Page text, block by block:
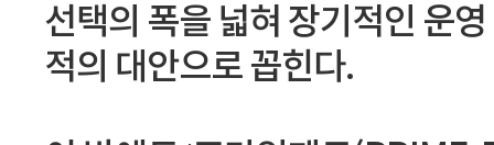
선택의 폭을 넓혀 장기적인 운
적의 대안으로 꼽힌다.